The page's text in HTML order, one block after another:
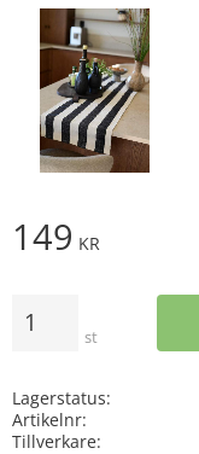
149 KR
st
Lagerstatus
Artikelnr
Tillverkare